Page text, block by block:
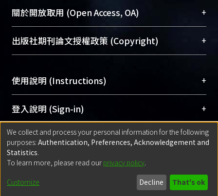
成果。
To permanently archive and promote researcher
profiles and scholarly works, Library integrates the
services of “NTU Repository” with “Academic
Sciences Library)
關於開放取用 (Open Access, OA) +
開放取用是從使用者角度提升資訊取用性的社會運
動，應用在學術研究上是透過將研究著作公開供使
用逐年攀升。同時可加速研究發展、提升研究影響
Archive）平台。 （點選深入了解OA）
出版社期刊論文授權政策 (Copyright) +
含部分內容的版權非匯入者所有，或由第三方贊
助與合作完成，請確認該版權所有者及第三方同
意提供此授權。
Please represent that the submission is your
original work, and that you have the right to
grant the rights to upload.
若欲上傳已出版的全文電子檔，可使用
policy finder
網站查詢，以確認出版單位之版權
政策。
使用說明 (Instructions) +
網站簡介(Quickstart Guide)
使用手冊(Instruction Manual)
線上預約服務(Booking Service)
登入說明 (Sign-in) +
方案一：臺灣大學計算機中心帳號登入
(With C&INC Email Account)
方案二：ORCID帳號登入(With ORCID)
匯入著作 (Submission) +
方案一：定期更新ORCID者，以ID匯入
for identifier (ORCID))
方案二：
(Default mode Submission)
Built withDSpace-CRIS software
- Extension maintained and optimized
We collect and process your personal information for the following
purposes: Authentication, Preferences, Acknowledgement and
Statistics.
To learn more, please read our privacy policy.
Customize Decline That's ok